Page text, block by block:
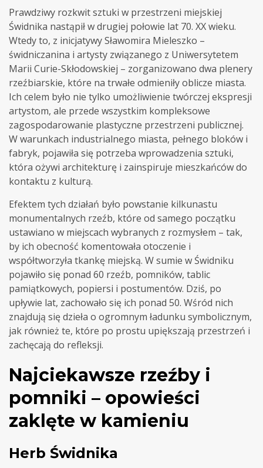
Prawdziwy rozkwit sztuki w przestrzeni miejskiej
Świdnika nastąpił w drugiej połowie lat 70. XX wieku.
Wtedy to, z inicjatywy Sławomira Mieleszko –
świdniczanina i artysty związanego z Uniwersytetem
Marii Curie-Skłodowskiej – zorganizowano dwa plenery
rzeźbiarskie, które na trwałe odmieniły oblicze miasta.
Ich celem było nie tylko umożliwienie twórczej ekspresji
artystom, ale przede wszystkim kompleksowe
zagospodarowanie plastyczne przestrzeni publicznej.
W warunkach industrialnego miasta, pełnego bloków i
fabryk, pojawiła się potrzeba wprowadzenia sztuki,
która ożywi architekturę i zainspiruje mieszkańców do
kontaktu z kulturą.
Efektem tych działań było powstanie kilkunastu
monumentalnych rzeźb, które od samego początku
ustawiano w miejscach wybranych z rozmysłem – tak,
by ich obecność komentowała otoczenie i
współtworzyła tkankę miejską. W sumie w Świdniku
pojawiło się ponad 60 rzeźb, pomników, tablic
pamiątkowych, popiersi i postumentów. Dziś, po
upływie lat, zachowało się ich ponad 50. Wśród nich
znajdują się dzieła o ogromnym ładunku symbolicznym,
jak również te, które po prostu upiększają przestrzeń i
zachęcają do refleksji.
Najciekawsze rzeźby i
pomniki – opowieści
zaklęte w kamieniu
Herb Świdnika